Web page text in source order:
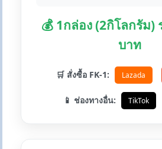
💰 1กล่อง (2กิโลกรัม)
บาท
🛒 สั่งซื้อ FK-1: Lazada
📱 ช่องทางอื่น: TikTok